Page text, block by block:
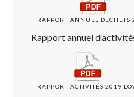
RAPPORT ANNUEL DECHETS
Rapport annuel
RAPPORT ACTIVITÉS 2019